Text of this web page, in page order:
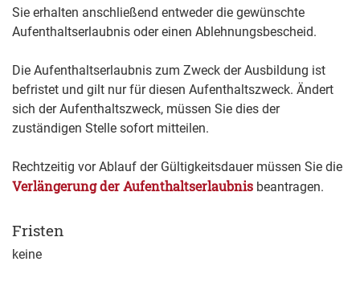
Sie erhalten anschließend entweder die gewünschte
Aufenthaltserlaubnis oder einen Ablehnungsbescheid.
Die Aufenthaltserlaubnis zum Zweck der Ausbildung ist
befristet und gilt nur für diesen Aufenthaltszweck. Ändert
sich der Aufenthaltszweck, müssen Sie dies der
zuständigen Stelle sofort mitteilen.
Rechtzeitig vor Ablauf der Gültigkeitsdauer müssen Sie die
Verlängerung der Aufenthaltserlaubnis beantragen.
Fristen
keine